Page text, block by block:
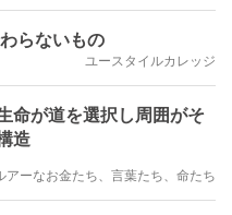
らないもの
ユースタイルカレッジ
命が道を選択し周囲がそ
造
アーなお金たち、言葉たち、命たち